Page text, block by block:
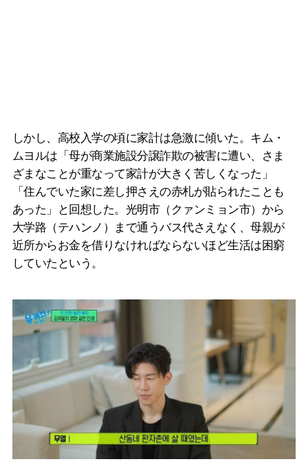
しかし、高校入学の頃に家計は急激に傾いた。キム・
ムヨルは「母が商業施設分譲詐欺の被害に遭い、さま
ざまなことが重なって家計が大きく苦しくなった」
「住んでいた家に差し押さえの赤札が貼られたことも
あった」と回想した。光明市（クァンミョン市）から
大学路（テハンノ）まで通うバス代さえなく、母親が
近所からお金を借りなければならないほど生活は困窮
していたという。